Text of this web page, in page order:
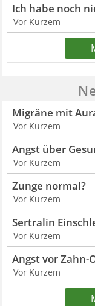
Ich habe noch
Vor Kurzem
Migräne mit
Vor Kurzem
Angst über
Vor Kurzem
Zunge normal?
Vor Kurzem
Sertralin
Vor Kurzem
Angst vor Zahn-
Vor Kurzem